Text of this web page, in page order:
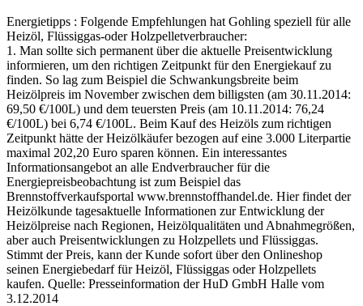
Energietipps : Folgende Empfehlungen hat Gohling speziell für alle
Heizöl, Flüssiggas-oder Holzpelletverbraucher:
1. Man sollte sich permanent über die aktuelle Preisentwicklung
informieren, um den richtigen Zeitpunkt für den Energiekauf zu
finden. So lag zum Beispiel die Schwankungsbreite beim
Heizölpreis im November zwischen dem billigsten (am 30.11.2014:
69,50 €/100L) und dem teuersten Preis (am 10.11.2014: 76,24
€/100L) bei 6,74 €/100L. Beim Kauf des Heizöls zum richtigen
Zeitpunkt hätte der Heizölkäufer bezogen auf eine 3.000 Literpartie
maximal 202,20 Euro sparen können. Ein interessantes
Informationsangebot an alle Endverbraucher für die
Energiepreisbeobachtung ist zum Beispiel das
Brennstoffverkaufsportal www.brennstoffhandel.de. Hier findet der
Heizölkunde tagesaktuelle Informationen zur Entwicklung der
Heizölpreise nach Regionen, Heizölqualitäten und Abnahmegrößen,
aber auch Preisentwicklungen zu Holzpellets und Flüssiggas.
Stimmt der Preis, kann der Kunde sofort über den Onlineshop
seinen Energiebedarf für Heizöl, Flüssiggas oder Holzpellets
kaufen. Quelle: Presseinformation der HuD GmbH Halle vom
3.12.2014